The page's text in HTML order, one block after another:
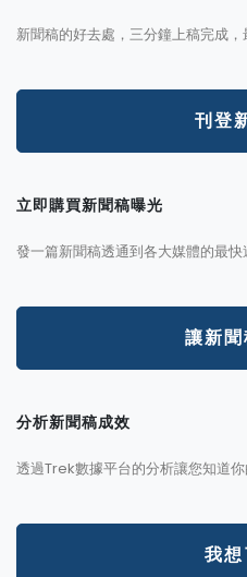
新聞稿的好去處，三分鐘上稿完成，
刊登
立即購買新聞稿曝光
發一篇新聞稿透通到各大媒體的最快
讓新
分析新聞稿成效
透過Trek數據平台的分析讓您知道
我